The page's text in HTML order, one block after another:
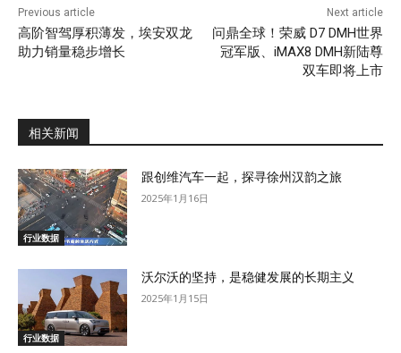
Previous article
高阶智驾厚积薄发，埃安双龙
助力销量稳步增长
Next article
问鼎全球！荣威 D7 DMH世界
冠军版、iMAX8 DMH新陆尊
双车即将上市
相关新闻
行业数据
跟创维汽车一起，探寻徐州汉韵之旅
2025年1月16日
行业数据
沃尔沃的坚持，是稳健发展的长期主义
2025年1月15日